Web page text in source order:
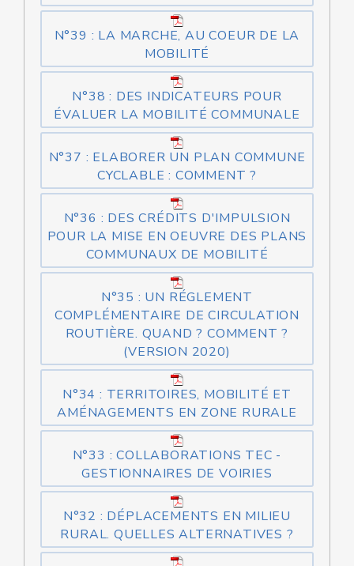
N°39 : LA MARCHE, AU COEUR DE LA
MOBILITÉ
N°38 : DES INDICATEURS POUR
ÉVALUER LA MOBILITÉ COMMUNALE
N°37 : ELABORER UN PLAN COMMUNE
CYCLABLE : COMMENT ?
N°36 : DES CRÉDITS D'IMPULSION
POUR LA MISE EN OEUVRE DES PLANS
COMMUNAUX DE MOBILITÉ
N°35 : UN RÉGLEMENT
COMPLÉMENTAIRE DE CIRCULATION
ROUTIÈRE. QUAND ? COMMENT ?
(VERSION 2020)
N°34 : TERRITOIRES, MOBILITÉ ET
AMÉNAGEMENTS EN ZONE RURALE
N°33 : COLLABORATIONS TEC -
GESTIONNAIRES DE VOIRIES
N°32 : DÉPLACEMENTS EN MILIEU
RURAL. QUELLES ALTERNATIVES ?